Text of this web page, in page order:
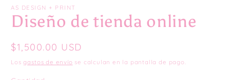
multimedia
una
modal
AS DESIGN + PRINT
Diseño de tienda online
Precio
habitual
$1,500.00 USD
Losgastos de envío se calculan en la pantalla de pago.